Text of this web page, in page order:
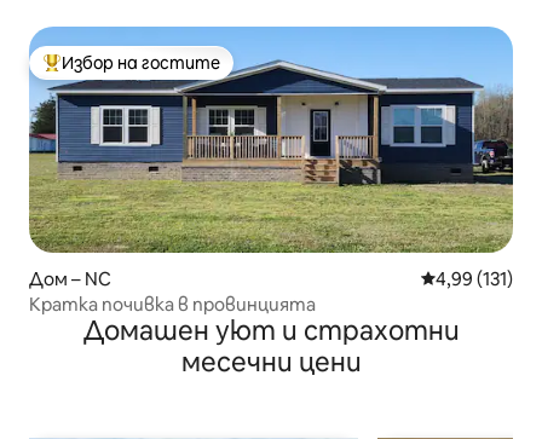
Най-популярен избор на гостите
Избор на гостите
Дом – NC Средна
4,99 (131)
Кратка почивка в провинцията
Домашен уют и страхотни
месечни цени